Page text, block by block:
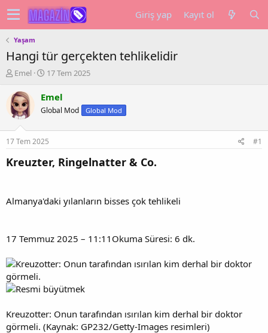
Giriş yap Kayıt ol
Yaşam
Hangi tür gerçekten tehlikelidir
K
n
u
y
b
a
ş
l
a
Emel
B
ş
l
a
g
ı
ç
t
i
17 Tem 2025
Emel
Global Mod Global Mod
17 Tem 2025 #1
Kreuzter, Ringelnatter & Co.
Almanya'daki yılanların bisses çok tehlikeli
17 Temmuz 2025 – 11:11Okuma Süresi: 6 dk.
Kreuzotter: Onun tarafından ısırılan kim derhal bir doktor
görmeli. (Kaynak: GP232/Getty-Images resimleri)